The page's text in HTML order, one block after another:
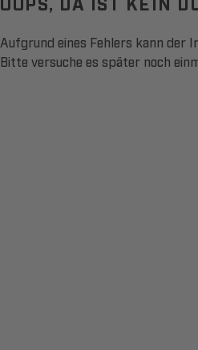
Aufgrund eines Fehlers kann der
Bitte versuche es später noch